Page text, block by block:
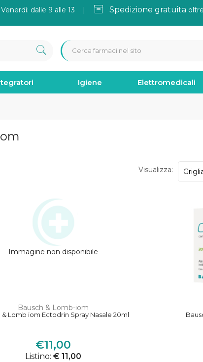
Venerdì: dalle 9 alle 13 | Spedizione gratuita
Igiene Elettromedicali
Visualizza:
Immagine non disponibile
Bausch & Lomb-iom
& Lomb iom Ectodrin Spray Nasale 20ml
€11,00
Listino: € 11,00